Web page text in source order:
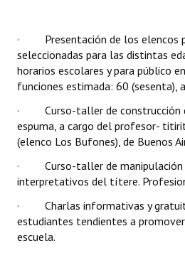
· Presentación de los elencos
seleccionadas para las distintas
horarios escolares y para público
funciones estimada: 60 (sesenta),
· Curso-taller de construcción
espuma, a cargo del profesor-
(elenco Los Bufones), de Buenos
· Curso-taller de manipulación
interpretativos del títere.
· Charlas informativas y
estudiantes tendientes a
escuela.